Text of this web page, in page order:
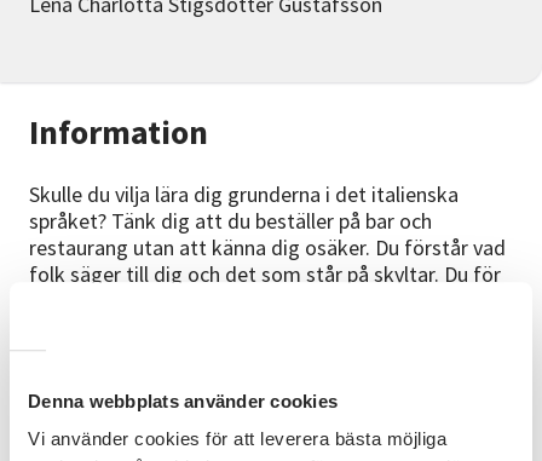
Denna webbplats använder cookies
Vi använder cookies för att leverera bästa möjliga
Information
Skulle du vilja lära dig grunderna i det italienska
språket? Tänk dig att du beställer på bar och
restaurang utan att känna dig osäker. Du förstår vad
folk säger till dig och det som står på skyltar. Du för
Under 10 träffar kommer vi bland annat gå igenom: -
Alfabetet, uttal och nummer. - Att hälsa och